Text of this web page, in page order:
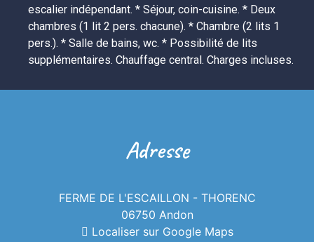
escalier indépendant. * Séjour, coin-cuisine. * Deux
chambres (1 lit 2 pers. chacune). * Chambre (2 lits 1
pers.). * Salle de bains, wc. * Possibilité de lits
Adresse
FERME DE L'ESCAILLON - THORENC
06750 Andon
Localiser sur Google Maps